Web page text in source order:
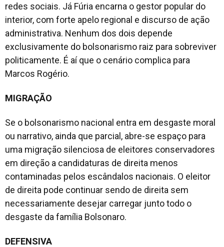
redes sociais. Já Fúria encarna o gestor popular do
interior, com forte apelo regional e discurso de ação
administrativa. Nenhum dos dois depende
exclusivamente do bolsonarismo raiz para sobreviver
politicamente. É aí que o cenário complica para
Marcos Rogério.
MIGRAÇÃO
Se o bolsonarismo nacional entra em desgaste moral
ou narrativo, ainda que parcial, abre-se espaço para
uma migração silenciosa de eleitores conservadores
em direção a candidaturas de direita menos
contaminadas pelos escândalos nacionais. O eleitor
de direita pode continuar sendo de direita sem
necessariamente desejar carregar junto todo o
desgaste da família Bolsonaro.
DEFENSIVA